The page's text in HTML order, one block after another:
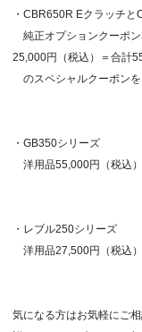
・CBR650R Eクラッチ
純正オプションクーポ
25,000円（税込）＝合計
のスペシャルクーポンを
・GB350シリーズ
洋用品55,000円（税込
・レブル250シリーズ
洋用品27,500円（税込
気になる方はお気軽にご